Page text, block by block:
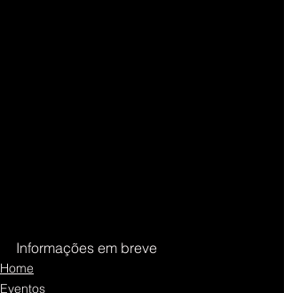
Informações em breve
Home
Eventos